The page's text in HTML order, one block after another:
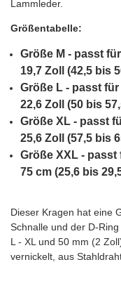
Lammleder.
Größentabelle:
Größe M - passt
19,7 Zoll (42,5 bis
Größe L - passt
22,6 Zoll (50 bis
Größe XL - passt
25,6 Zoll (57,5 bis
Größe XXL -
75 cm (25,6 bis
Dieser Kragen hat eine
Schnalle und der D-
L - XL und 50 mm (2
vernickelt, aus